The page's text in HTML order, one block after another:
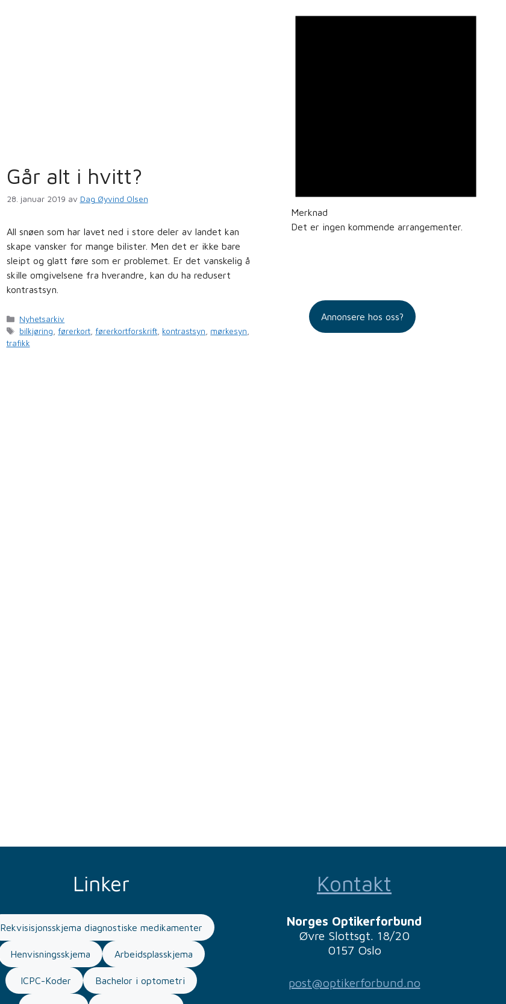
Går alt i hvitt?
28. januar 2019 av Dag Øyvind Olsen
All snøen som har lavet ned i store deler av landet kan
skape vansker for mange bilister. Men det er ikke bare
sleipt og glatt føre som er problemet. Er det vanskelig å
skille omgivelsene fra hverandre, kan du ha redusert
kontrastsyn.
Kategorier
Nyhetsarkiv
Stikkord
bilkjøring ,førerkort ,førerkortforskrift kontrastsyn mørkesyn
trafikk
Merknad
Det er ingen kommende arrangementer.
Annonsere hos oss?
Linker
Rekvisisjonsskjema diagnostiske medikamenter
Henvisningsskjema Arbeidsplasskjema
ICPC-Koder Bachelor i optometri
Kontakt
Norges Optikerforbund
Øvre Slottsgt. 18/20
0157 Oslo
post@optikerforbund.no